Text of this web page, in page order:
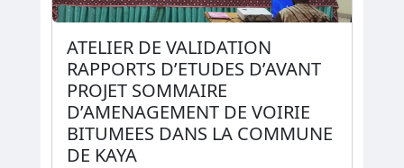
ATELIER DE VALIDATION
RAPPORTS D’ETUDES D’AVANT
PROJET SOMMAIRE
D’AMENAGEMENT DE VOIRIE
BITUMEES DANS LA COMMUNE
DE KAYA